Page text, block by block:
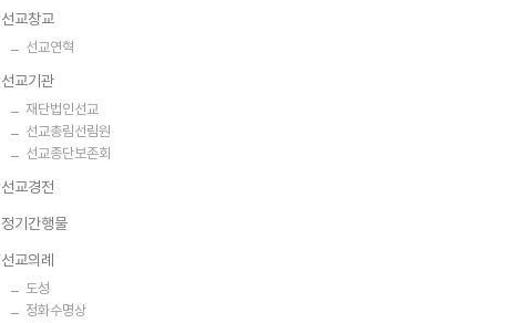
선교창교
선교연혁
선교기관
재단법인선교
선교총림선림원
선교종단보존회
선교경전
정기간행물
선교의례
도성
정화수명상